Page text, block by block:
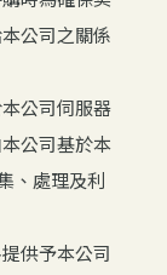
公司之關係
公司伺服器
公司基於本
、處理及利
供予本公司